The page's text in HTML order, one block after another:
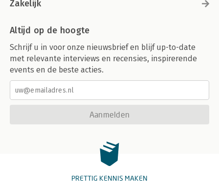
Zakelijk
Altijd op de hoogte
Schrijf u in voor onze nieuwsbrief en blijf up-to-date
met relevante interviews en recensies, inspirerende
events en de beste acties.
Aanmelden
PRETTIG KENNIS MAKEN